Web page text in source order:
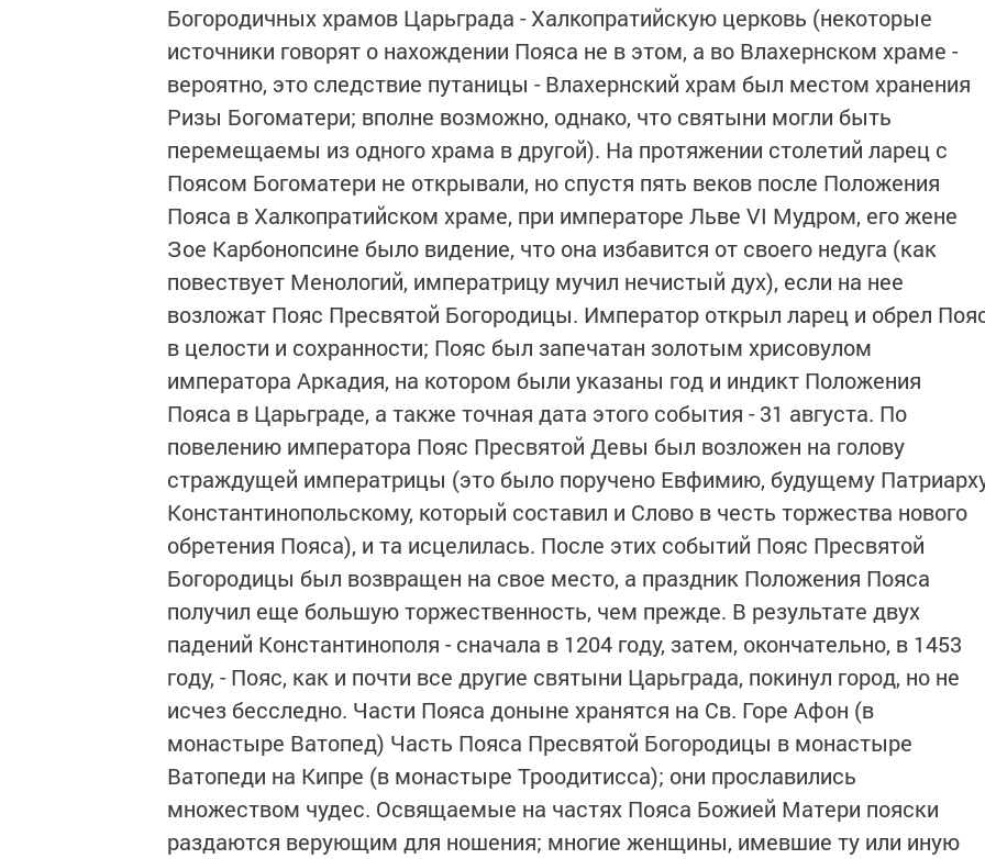
Богородичных храмов Царьграда - Халкопратийскую церковь (некоторые
источники говорят о нахождении Пояса не в этом, а во Влахернском храме -
вероятно, это следствие путаницы - Влахернский храм был местом хранения
Ризы Богоматери; вполне возможно, однако, что святыни могли быть
перемещаемы из одного храма в другой). На протяжении столетий ларец с
Поясом Богоматери не открывали, но спустя пять веков после Положения
Пояса в Халкопратийском храме, при императоре Льве VI Мудром, его жене
Зое Карбонопсине было видение, что она избавится от своего недуга (как
повествует Менологий, императрицу мучил нечистый дух), если на нее
возложат Пояс Пресвятой Богородицы. Император открыл ларец и обрел
в целости и сохранности; Пояс был запечатан золотым хрисовулом
императора Аркадия, на котором были указаны год и индикт Положения
Пояса в Царьграде, а также точная дата этого события - 31 августа. По
повелению императора Пояс Пресвятой Девы был возложен на голову
страждущей императрицы (это было поручено Евфимию, будущему
Константинопольскому, который составил и Слово в честь торжества нового
обретения Пояса), и та исцелилась. После этих событий Пояс Пресвятой
Богородицы был возвращен на свое место, а праздник Положения Пояса
получил еще большую торжественность, чем прежде. В результате двух
падений Константинополя - сначала в 1204 году, затем, окончательно, в 1453
году, - Пояс, как и почти все другие святыни Царьграда, покинул город, но не
исчез бесследно. Части Пояса доныне хранятся на Св. Горе Афон (в
монастыре Ватопед) Часть Пояса Пресвятой Богородицы в монастыре
Ватопеди на Кипре (в монастыре Троодитисса); они прославились
множеством чудес. Освящаемые на частях Пояса Божией Матери пояски
раздаются верующим для ношения; многие женщины, имевшие ту или иную